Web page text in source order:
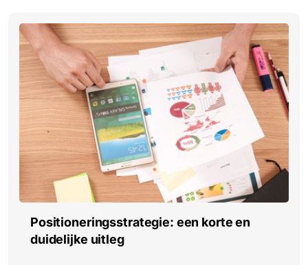
Positioneringsstrategie: een korte en
duidelijke uitleg